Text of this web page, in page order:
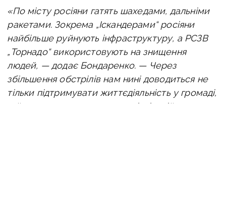
«По місту росіяни гатять шахедами, дальніми
ракетами. Зокрема „Іскандерами“ росіяни
найбільше руйнують інфраструктуру, а РСЗВ
„Торнадо“ використовують на знищення
людей, — додає Бондаренко. — Через
збільшення обстрілів нам нинідоводиться не
тільки підтримувати життєдіяльність у громаді,
а й докладати зусиль щодо ліквідацій ворожих